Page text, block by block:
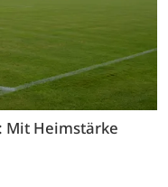
Mit Heimstärke